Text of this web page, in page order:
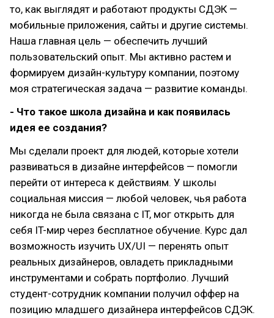
то, как выглядят и работают продукты СДЭК —
мобильные приложения, сайты и другие системы.
Наша главная цель — обеспечить лучший
пользовательский опыт. Мы активно растем и
формируем дизайн-культуру компании, поэтому
моя стратегическая задача — развитие команды.
- Что такое школа дизайна и как появилась
идея ее создания?
Мы сделали проект для людей, которые хотели
развиваться в дизайне интерфейсов — помогли
перейти от интереса к действиям. У школы
социальная миссия — любой человек, чья работа
никогда не была связана с IT, мог открыть для
себя IT-мир через бесплатное обучение. Курс дал
возможность изучить UX/UI — перенять опыт
реальных дизайнеров, овладеть прикладными
инструментами и собрать портфолио. Лучший
студент-сотрудник компании получил оффер на
позицию младшего дизайнера интерфейсов СДЭК.